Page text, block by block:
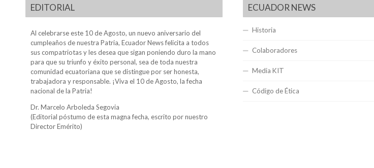
EDITORIAL
Al celebrarse este 10 de Agosto, un nuevo aniversario del
cumpleaños de nuestra Patria, Ecuador News felicita a todos
sus compatriotas y les desea que sigan poniendo duro la mano
para que su triunfo y éxito personal, sea de toda nuestra
comunidad ecuatoriana que se distingue por ser honesta,
trabajadora y responsable. ¡Viva el 10 de Agosto, la fecha
nacional de la Patria!
Dr. Marcelo Arboleda Segovia
(Editorial póstumo de esta magna fecha, escrito por nuestro
Director Emérito)
ECUADOR NEWS
Historia
Colaboradores
Media KIT
Código de Ética